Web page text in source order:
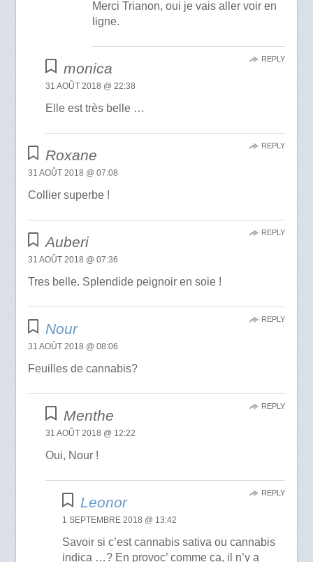
Merci Trianon, oui je vais aller voir en
ligne.
monica
31 AOÛT 2018 @ 22:38
Elle est très belle …
REPLY
Roxane
31 AOÛT 2018 @ 07:08
Collier superbe !
REPLY
Auberi
31 AOÛT 2018 @ 07:36
Tres belle. Splendide peignoir en soie !
REPLY
Nour
31 AOÛT 2018 @ 08:06
Feuilles de cannabis?
REPLY
Menthe
31 AOÛT 2018 @ 12:22
Oui, Nour !
REPLY
Leonor
1 SEPTEMBRE 2018 @ 13:42
Savoir si c’est cannabis sativa ou cannabis
indica …? En provoc’ comme ça, il n’y a
REPLY